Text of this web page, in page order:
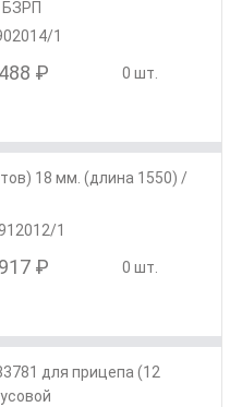
БЗРП
1
₽ 0 шт.
18 мм. (длина 1550) /
1
₽ 0 шт.
для прицепа (12